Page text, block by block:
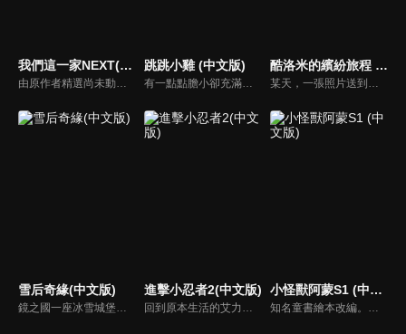
我們這一家NEXT(中文版) 跳跳小雞 (中文版)
有一點點膽小卻充滿好奇心的「帶骨雞」，和總是用小跳步靠過來的舞蹈老師「小跳步青蛙老師」，以及其他具有獨特個性的夥伴們跳舞大活耀！在家裡和各種地方以「身體動了，心也舞動了起來♪」為主題的角色人物。這是關於不可思議的夥伴們與愉快舞蹈的故事。
酷洛米的繽紛旅程 (中文版)
雪后奇緣(中文版)
鏡之國一座冰雪城堡，冰雪女王警告女兒艾拉神祕封印下住著邪惡的冰雪妖魔。山精旅行家來到冰雪城堡探險，卻意外打開封印，釋放出邪惡冰雪妖魔不僅擾亂鏡之國和人類世界。艾拉和山精一起尋找冒險家凱和格爾達，只有他們能幫助對付冰雪妖魔。究竟他們能否擊敗這些冰雪妖魔，解除鏡之國和人類世界的危機？
進擊小忍者2(中文版)
回到原本生活的艾力克斯，正煩惱著和潔西卡之間的關係不順遂，此時忍者突然以刺蝟之姿出現在他面前，原來艾普明快要被釋放了！憑藉著艾力克斯聰明的腦袋，他們來到泰國，艾力克斯和忍者也在不斷磨合中，成為最佳拍檔，甚至團隊還多了尚恩加入！
小怪獸阿蒙S1 (中文版)
知名童書繪本改編。故事講述的是小怪獸阿蒙醜醜的外表下，有著一顆敏感細膩的心。他希望有人能愛他，包容他，陪伴他，愛他本來的樣子。這個系列圍繞“愛”的主題，恰恰是父母對孩子所有愛的表現。